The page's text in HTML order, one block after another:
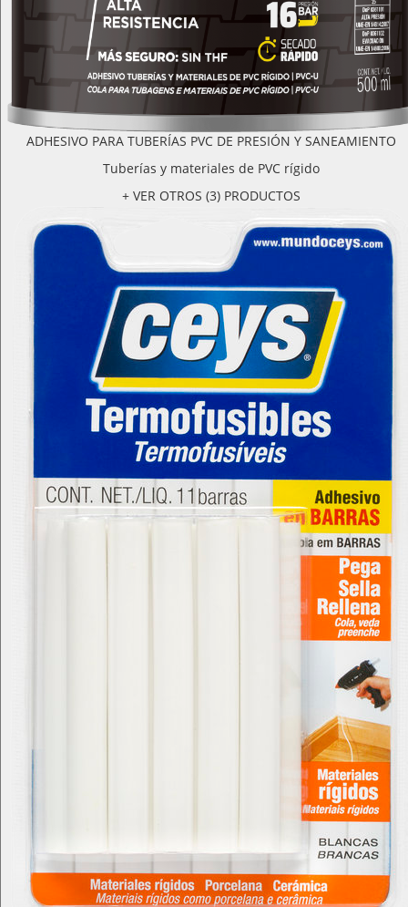
ADHESIVO PARA TUBERÍAS PVC DE PRESIÓN Y SANEAMIENTO
Tuberías y materiales de PVC rígido
+ VER OTROS (3) PRODUCTOS